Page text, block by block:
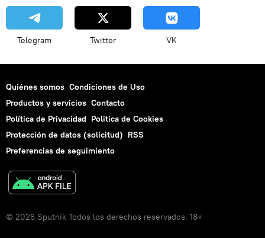
Telegram Twitter VK
Quiénes somos Condiciones de Uso
Productos y servicios Contacto
Política de Privacidad Politica de Cookies
Protección de datos (solicitud) RSS
Preferencias de seguimiento
© 2026 Sputnik Todos los derechos reservados. 18+